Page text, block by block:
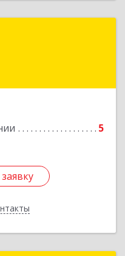
5
просп., д.373